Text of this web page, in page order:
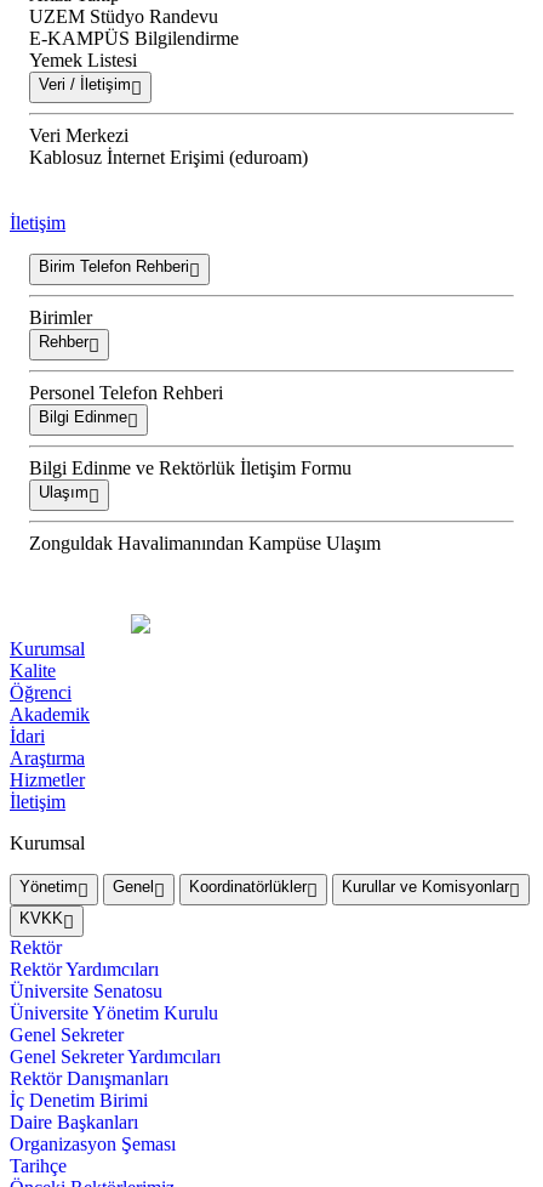
UZEM Stüdyo Randevu
E-KAMPÜS Bilgilendirme
Yemek Listesi
Veri / İletişim
Veri Merkezi
Kablosuz İnternet Erişimi (eduroam)
İletişim
Birim Telefon Rehberi
Birimler
Rehber
Personel Telefon Rehberi
Bilgi Edinme
Bilgi Edinme ve Rektörlük İletişim Formu
Ulaşım
Zonguldak Havalimanından Kampüse Ulaşım
Kurumsal
Kalite
Öğrenci
Akademik
İdari
Araştırma
Hizmetler
İletişim
Kurumsal
Yönetim Genel Koordinatörlükler
Kurullar ve Komisyonlar
KVKK
Rektör
Rektör Yardımcıları
Üniversite Senatosu
Üniversite Yönetim Kurulu
Genel Sekreter
Genel Sekreter Yardımcıları
Rektör Danışmanları
İç Denetim Birimi
Daire Başkanları
Organizasyon Şeması
Tarihçe